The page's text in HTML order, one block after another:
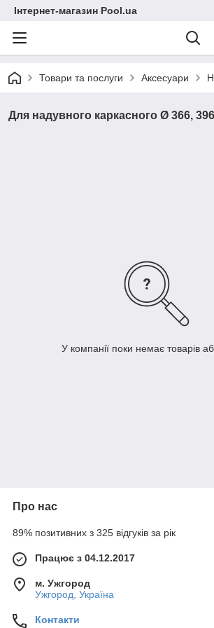
Інтернет-магазин Pool.ua
Товари та послуги Аксесуари
Для надувного каркасного Ø 366, 396
У компанії поки немає товарів
Про нас
89% позитивних з 325 відгуків за рік
Працює з 04.12.2017
м. Ужгород
Ужгород, Україна
Контакти